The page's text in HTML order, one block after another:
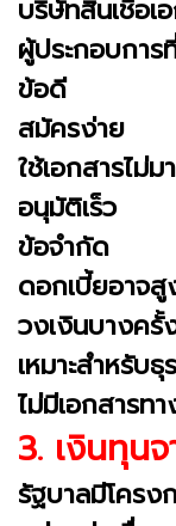
บริษัทสินเชื่อเ
ผู้ประกอบการ
ข้อดี
สมัครง่าย
ใช้เอกสารไม่ม
อนุมัติเร็ว
ข้อจำกัด
ดอกเบี้ยอาจสู
วงเงินบางครั้
เหมาะสำหรับ
ไม่มีเอกสารท
3. เงินทุน
รัฐบาลมีโครง